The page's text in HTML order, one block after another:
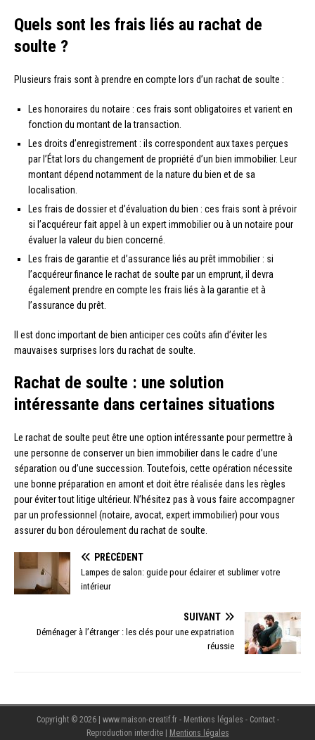
Quels sont les frais liés au rachat de
soulte ?
Plusieurs frais sont à prendre en compte lors d’un rachat de soulte :
Les honoraires du notaire : ces frais sont obligatoires et varient en
fonction du montant de la transaction.
Les droits d’enregistrement : ils correspondent aux taxes perçues
par l’État lors du changement de propriété d’un bien immobilier. Leur
montant dépend notamment de la nature du bien et de sa
localisation.
Les frais de dossier et d’évaluation du bien : ces frais sont à prévoir
si l’acquéreur fait appel à un expert immobilier ou à un notaire pour
évaluer la valeur du bien concerné.
Les frais de garantie et d’assurance liés au prêt immobilier : si
l’acquéreur finance le rachat de soulte par un emprunt, il devra
également prendre en compte les frais liés à la garantie et à
l’assurance du prêt.
Il est donc important de bien anticiper ces coûts afin d’éviter les
mauvaises surprises lors du rachat de soulte.
Rachat de soulte : une solution
intéressante dans certaines situations
Le rachat de soulte peut être une option intéressante pour permettre à
une personne de conserver un bien immobilier dans le cadre d’une
séparation ou d’une succession. Toutefois, cette opération nécessite
une bonne préparation en amont et doit être réalisée dans les règles
pour éviter tout litige ultérieur. N’hésitez pas à vous faire accompagner
par un professionnel (notaire, avocat, expert immobilier) pour vous
assurer du bon déroulement du rachat de soulte.
PRÉCÉDENT
Lampes de salon: guide pour éclairer et sublimer votre
intérieur
SUIVANT
Déménager à l’étranger : les clés pour une expatriation
réussie
Copyright © 2026 | www.maison-creatif.fr - Mentions légales - Contact -
Reproduction interdite
Mentions légales